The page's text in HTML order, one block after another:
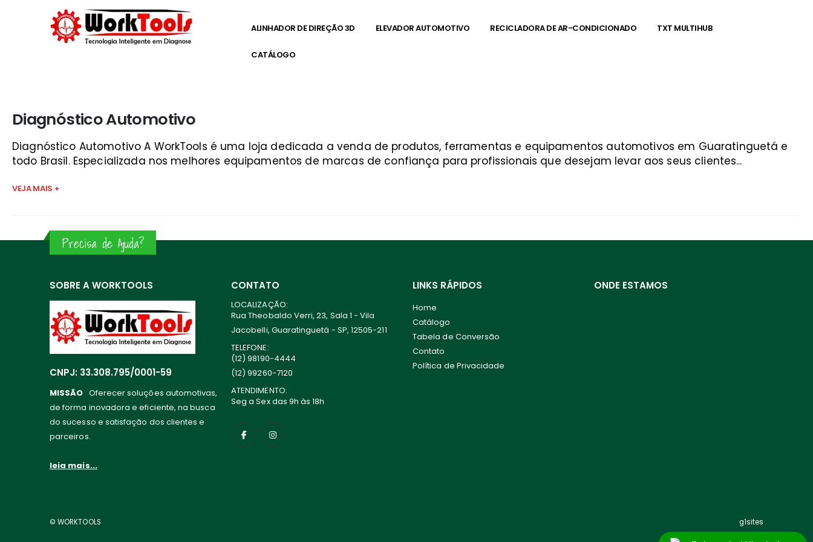
ALINHADOR DE DIREÇÃO 3D ELEVADOR AUTOMOTIVO RECICLADORA DE AR-CONDICIONADO TXT MULTIHUB
CATÁLOGO
Diagnóstico Automotivo
Diagnóstico Automotivo A WorkTools é uma loja dedicada a venda de produtos, ferramentas e equipamentos automotivos em Guaratinguetá e
todo Brasil. Especializada nos melhores equipamentos de marcas de confiança para profissionais que desejam levar aos seus clientes...
VEJA MAIS +
Precisa de Ajuda?
SOBRE A WORKTOOLS
CNPJ: 33.308.795/0001-59
MISSÃO Oferecer soluções automotivas,
de forma inovadora e eficiente, na busca
do sucesso e satisfação dos clientes e
parceiros.
leia mais...
CONTATO
LOCALIZAÇÃO:
Rua Theobaldo Verri, 23, Sala 1 - Vila
Jacobelli, Guaratinguetá - SP, 12505-211
TELEFONE:
(12) 98190-4444
(12) 99260-7120
ATENDIMENTO:
Seg a Sex das 9h às 18h
LINKS RÁPIDOS
Home
Catálogo
Tabela de Conversão
Contato
Política de Privacidade
ONDE ESTAMOS
© WORKTOOLS g1sites